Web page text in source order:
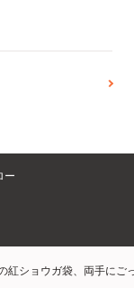
ー
紅ショウガ袋、両手に